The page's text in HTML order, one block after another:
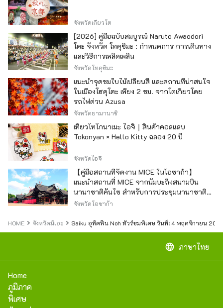
จังหวัดเกียวโต
[2026] คู่มือฉบับสมบูรณ์ Naruto Awaodori
โตะ จังหวัด โทคุชิมะ : กำหนดการ การเดินทาง
และวิธีการเพลิดเพลิน
จังหวัดโทคุชิมะ
แนะนำจุดชมใบไม้เปลี่ยนสี และสถานที่น่าสนใจ
ในเมืองโฮคุโตะ เพียง 2 ชม. จากโตเกียวโดย
รถไฟด่วน Azusa
จังหวัดยามานาชิ
เที่ยวโทโกนาเมะ ไอจิ｜สินค้าคอลแลบ
Tokonyan × Hello Kitty ฉลอง 20 ปี
จังหวัดไอจิ
【คู่มือสถานที่จัดงาน MICE ในโอซาก้า】
แนะนำสถานที่ MICE จากนัมบะถึงสนามบิน
นานาชาติคันไซ สำหรับการประชุมนานาชาติ
และกิจกรรมองค์กร
จังหวัดโอซาก้า
HOME จังหวัดมิเอะ Saiku อุทิศฟืน Noh ทัวร์ชมพิเศษ วันที่: 4 พฤศจิกายน
language ภาษาไทย
Home
ภูมิภาค
พิเศษ